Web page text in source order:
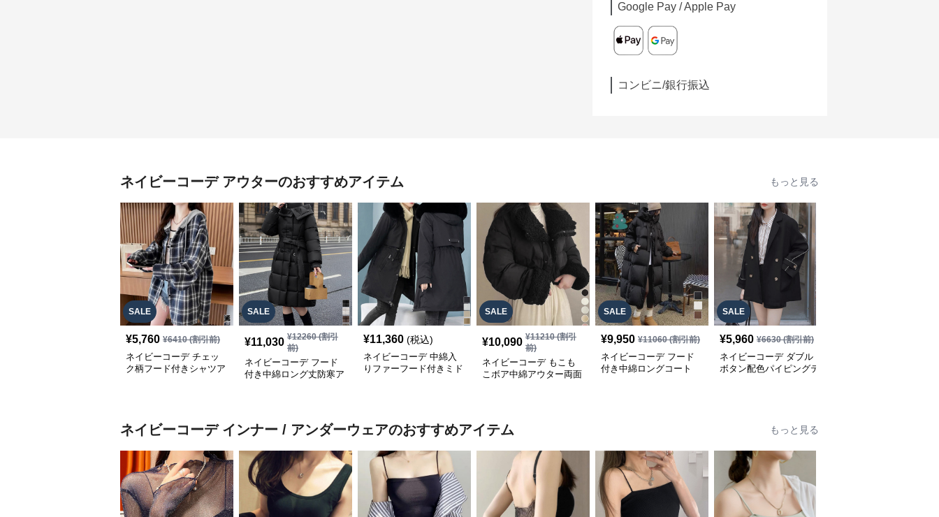
Google Pay / Apple Pay
コンビニ/銀行振込
ネイビーコーデ アウターのおすすめアイテム もっと見る
SALE
¥5,760 ¥6410(割引前)
ネイビーコーデ チェッ
ク柄フード付きシャツア
SALE
¥11,030 ¥12260(割引
前)
ネイビーコーデ フード
付き中綿ロング丈防寒ア
¥11,360 (税込)
ネイビーコーデ 中綿入
りファーフード付きミド
SALE
¥10,090 ¥11210(割引
前)
ネイビーコーデ もこも
こボア中綿アウター両面
SALE
¥9,950 ¥11060(割引前)
ネイビーコーデ フード
付き中綿ロングコート
SALE
¥5,960 ¥6630(割引前)
ネイビーコーデ ダブル
ボタン配色パイピングテ
ネイビーコーデ インナー / アンダーウェアのおすすめアイテム もっと見る